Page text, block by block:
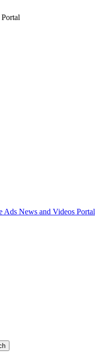
Ads News and Videos Portal